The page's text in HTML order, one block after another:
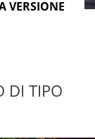
VERSIONE
DI TIPO